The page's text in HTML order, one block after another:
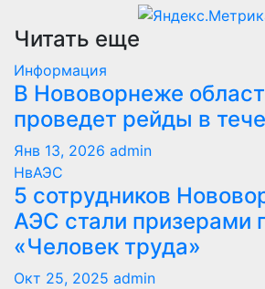
Читать еще
Информация
В Нововорнеже
проведет рейды в
Янв 13, 2026 admin
НвАЭС
5 сотрудников
АЭС стали призерами
«Человек труда»
Окт 25, 2025 admin